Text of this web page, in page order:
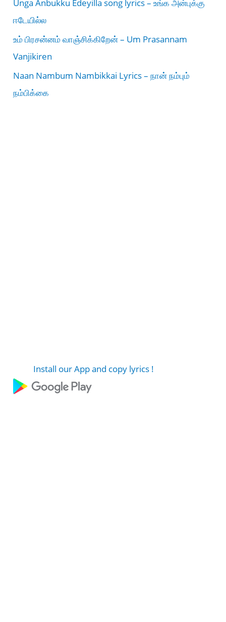
Unga Anbukku Edeyilla song lyrics – உங்க அன்புக்கு
ஈடேயில்ல
உம் பிரசன்னம் வாஞ்சிக்கிறேன் – Um Prasannam
Vanjikiren
Naan Nambum Nambikkai Lyrics – நான் நம்பும்
நம்பிக்கை
Install our App and copy lyrics !